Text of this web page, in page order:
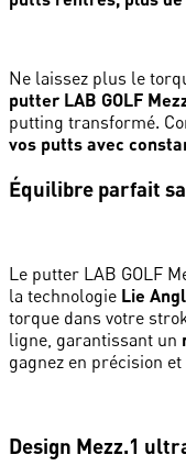
Ne laissez plus le
putter LAB GOLF
putting transformé.
vos putts avec
Équilibre parfait
Le putter LAB GOLF
la technologie Lie
torque dans votre
ligne, garantissant un
gagnez en précision
Design Mezz.1